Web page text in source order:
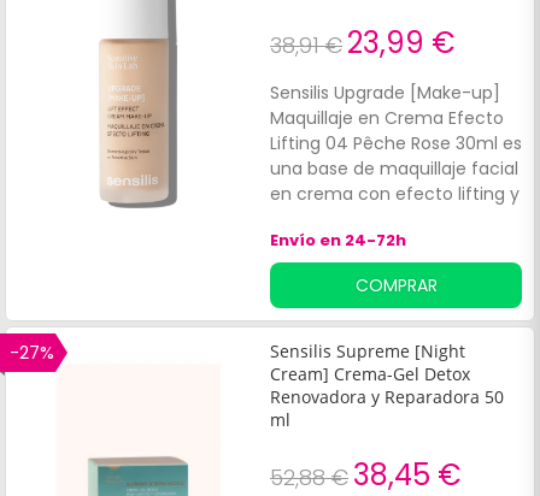
antioxidante.
38,91 € 23,99 €
Sensilis Upgrade [Make-up]
Maquillaje en Crema Efecto
Lifting 04 Pêche Rose 30ml es
una base de maquillaje facial
en crema con efecto lifting y
uniforme y sin brillos. Ayuda a
mejorar la elasticidad y tono
de la piel, mientras remodela
el óvalo facial y difumina las
arrugas con un acabado
natural, gracias a su
compuesto a base de
vitamina E con acción
Envío en 24-72h
COMPRAR
-27%
Sensilis Supreme [Night
Cream] Crema-Gel Detox
Renovadora y Reparadora 50
ml
52,88 € 38,45 €